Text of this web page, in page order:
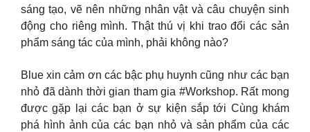
sáng tạo, vẽ nên những nhân vật và câu chuyện sinh
động cho riêng mình. Thật thú vị khi trao đổi các sản
phẩm sáng tác của mình, phải không nào?
Blue xin cảm ơn các bậc phụ huynh cũng như các bạn
nhỏ đã dành thời gian tham gia #Workshop. Rất mong
được gặp lại các bạn ở sự kiện sắp tới Cùng khám
phá hình ảnh của các bạn nhỏ và sản phẩm của các